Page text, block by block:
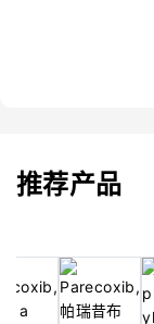
推荐产品